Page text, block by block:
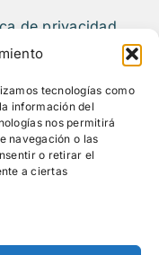
tecnologías como
información del
nos permitirá
navegación o las
o retirar el
a ciertas
de privacidad
legal